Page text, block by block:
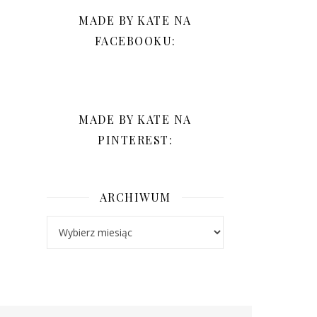
MADE BY KATE NA
FACEBOOKU:
MADE BY KATE NA
PINTEREST:
ARCHIWUM